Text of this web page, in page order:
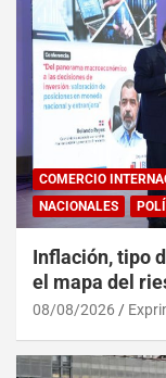
COMERCIO
NACIONALES
Inflación, tipo
el mapa del
08/08/2026